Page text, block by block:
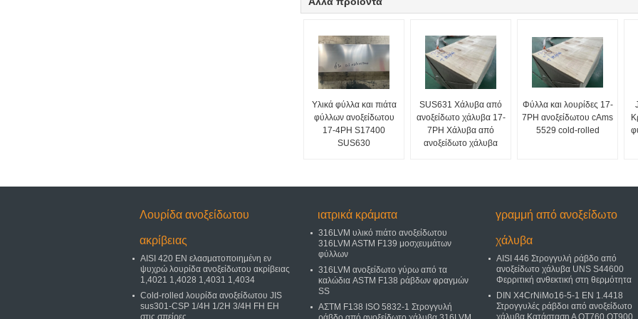
Υλικά φύλλα και πιάτα
φύλλων ανοξείδωτου
17-4PH S17400
SUS630
SUS631 Χάλυβα από
ανοξείδωτο χάλυβα 17-
7PH Χάλυβα από
ανοξείδωτο χάλυβα
Φύλλα και λουρίδες 17-
7PH ανοξείδωτου cAms
5529 cold-rolled
Λουρίδα ανοξείδωτου
ακρίβειας
AISI 420 EN ελασματοποιημένη εν
ψυχρώ λουρίδα ανοξείδωτου ακρίβειας
1,4021 1,4028 1,4031 1,4034
Cold-rolled λουρίδα ανοξείδωτου JIS
sus301-CSP 1/4H 1/2H 3/4H FH EH
στις σπείρες
ιατρικά κράματα
316LVM υλικό πιάτο ανοξείδωτου
316LVM ASTM F139 μοσχευμάτων
φύλλων
316LVM ανοξείδωτο γύρω από τα
καλώδια ASTM F138 ράβδων φραγμών
SS
ΑΣTM F138 ISO 5832-1 Στρογγυλή
γραμμή από ανοξείδωτο
χάλυβα
AISI 446 Στρογγυλή ράβδο από
ανοξείδωτο χάλυβα UNS S44600
Φερριτική ανθεκτική στη θερμότητα
DIN X4CrNiMo16-5-1 EN 1.4418
Στρογγυλές ράβδοι από ανοξείδωτο
χάλυβα Κατάσταση Α QT760 QT900